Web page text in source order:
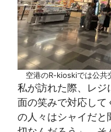
空港のR-kioskiでは公共
私が訪れた際、レジ
面の笑みで対応して
の人々はシャイだと